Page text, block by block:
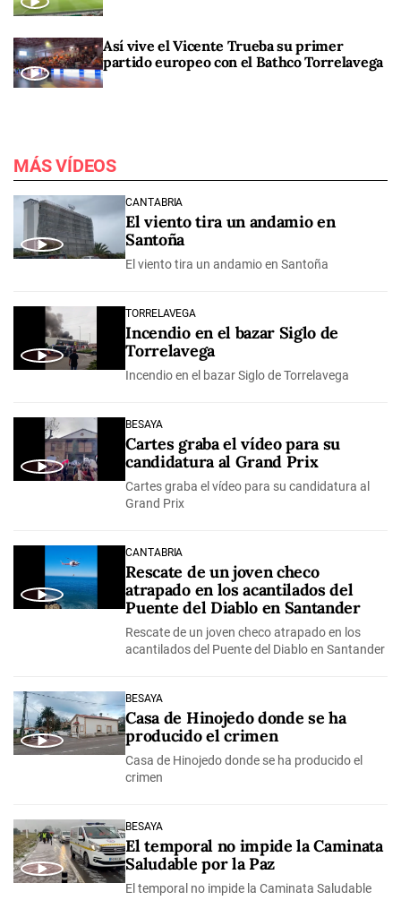
Así vive el Vicente Trueba su primer
partido europeo con el Bathco Torrelavega
MÁS VÍDEOS
CANTABRIA
El viento tira un andamio en
Santoña
El viento tira un andamio en Santoña
TORRELAVEGA
Incendio en el bazar Siglo de
Torrelavega
Incendio en el bazar Siglo de Torrelavega
BESAYA
Cartes graba el vídeo para su
candidatura al Grand Prix
Cartes graba el vídeo para su candidatura al
Grand Prix
CANTABRIA
Rescate de un joven checo
atrapado en los acantilados del
Puente del Diablo en Santander
Rescate de un joven checo atrapado en los
acantilados del Puente del Diablo en Santander
BESAYA
Casa de Hinojedo donde se ha
producido el crimen
Casa de Hinojedo donde se ha producido el
crimen
BESAYA
El temporal no impide la Caminata
Saludable por la Paz
El temporal no impide la Caminata Saludable